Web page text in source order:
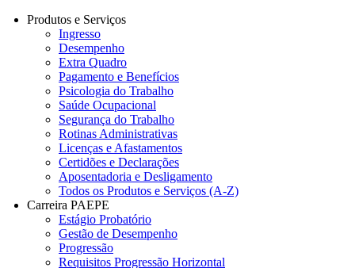
Produtos e Serviços
Ingresso
Desempenho
Extra Quadro
Pagamento e Benefícios
Psicologia do Trabalho
Saúde Ocupacional
Segurança do Trabalho
Rotinas Administrativas
Licenças e Afastamentos
Certidões e Declarações
Aposentadoria e Desligamento
Todos os Produtos e Serviços (A-Z)
Carreira PAEPE
Estágio Probatório
Gestão de Desempenho
Progressão
Requisitos Progressão Horizontal